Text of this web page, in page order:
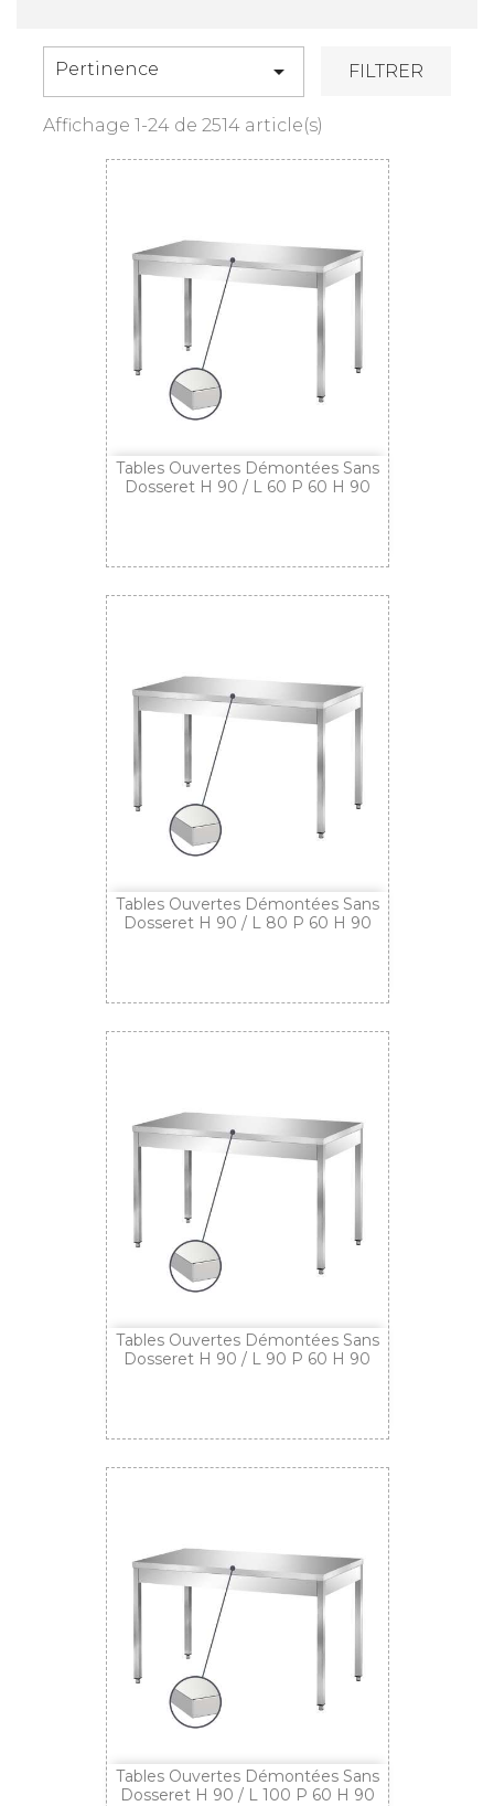
Pertinence  FILTRER
Affichage 1-24 de 2514 article(s)
Tables Ouvertes Démontées Sans
Dosseret H 90 / L 60 P 60 H 90
Tables Ouvertes Démontées Sans
Dosseret H 90 / L 80 P 60 H 90
Tables Ouvertes Démontées Sans
Dosseret H 90 / L 90 P 60 H 90
Tables Ouvertes Démontées Sans
Dosseret H 90 / L 100 P 60 H 90